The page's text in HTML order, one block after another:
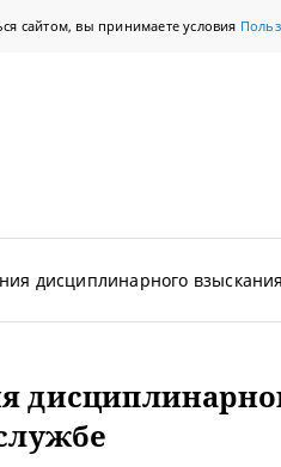
сайтом, вы принимаете условия
дисциплинарного